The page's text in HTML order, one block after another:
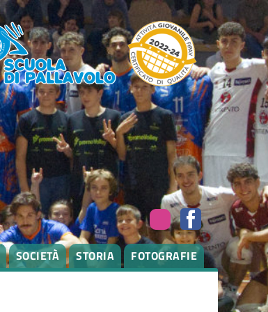
SOCIETÀ STORIA FOTOGRAFIE